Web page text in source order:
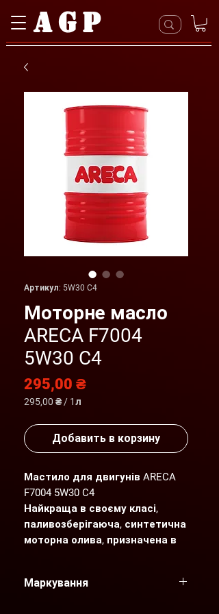
AGP
Артикул: 5W30 C4
Моторне масло
ARECA F7004
5W30 C4
295,00 ₴Цена
295,00 ₴ / 1л
за
1
Литр
Добавить в корзину
Мастило для двигунів ARECA
F7004 5W30 C4
Найкраща в своєму класі,
паливозберігаюча, синтетична
моторна олива, призначена в
специфікація RN 0720, а також
Маркування